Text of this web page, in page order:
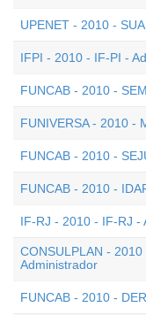
UPENET - 2010 -
IFPI - 2010 - IF-PI -
FUNCAB - 2010 -
FUNIVERSA - 2010 -
FUNCAB - 2010 -
FUNCAB - 2010 -
IF-RJ - 2010 - IF-RJ -
CONSULPLAN -
Administrador
FUNCAB - 2010 -